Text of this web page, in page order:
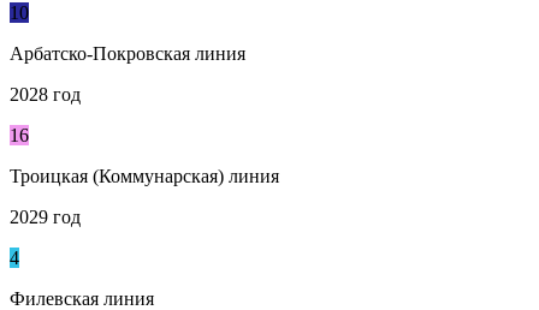
10
Арбатско-Покровская линия
2028 год
16
Троицкая (Коммунарская) линия
2029 год
4
Филевская линия